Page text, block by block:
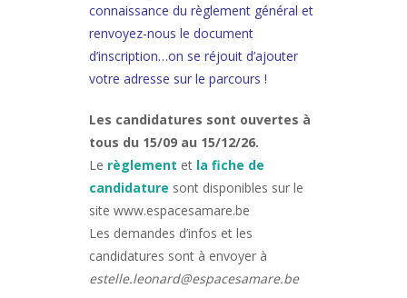
connaissance du règlement général et
renvoyez-nous le document
d’inscription…on se réjouit d’ajouter
votre adresse sur le parcours !
Les candidatures sont ouvertes à
tous du 15/09 au 15/12/26.
Le règlement et la fiche de
candidature sont disponibles sur le
site www.espacesamare.be
Les demandes d’infos et les
candidatures sont à envoyer à
estelle.leonard@espacesamare.be